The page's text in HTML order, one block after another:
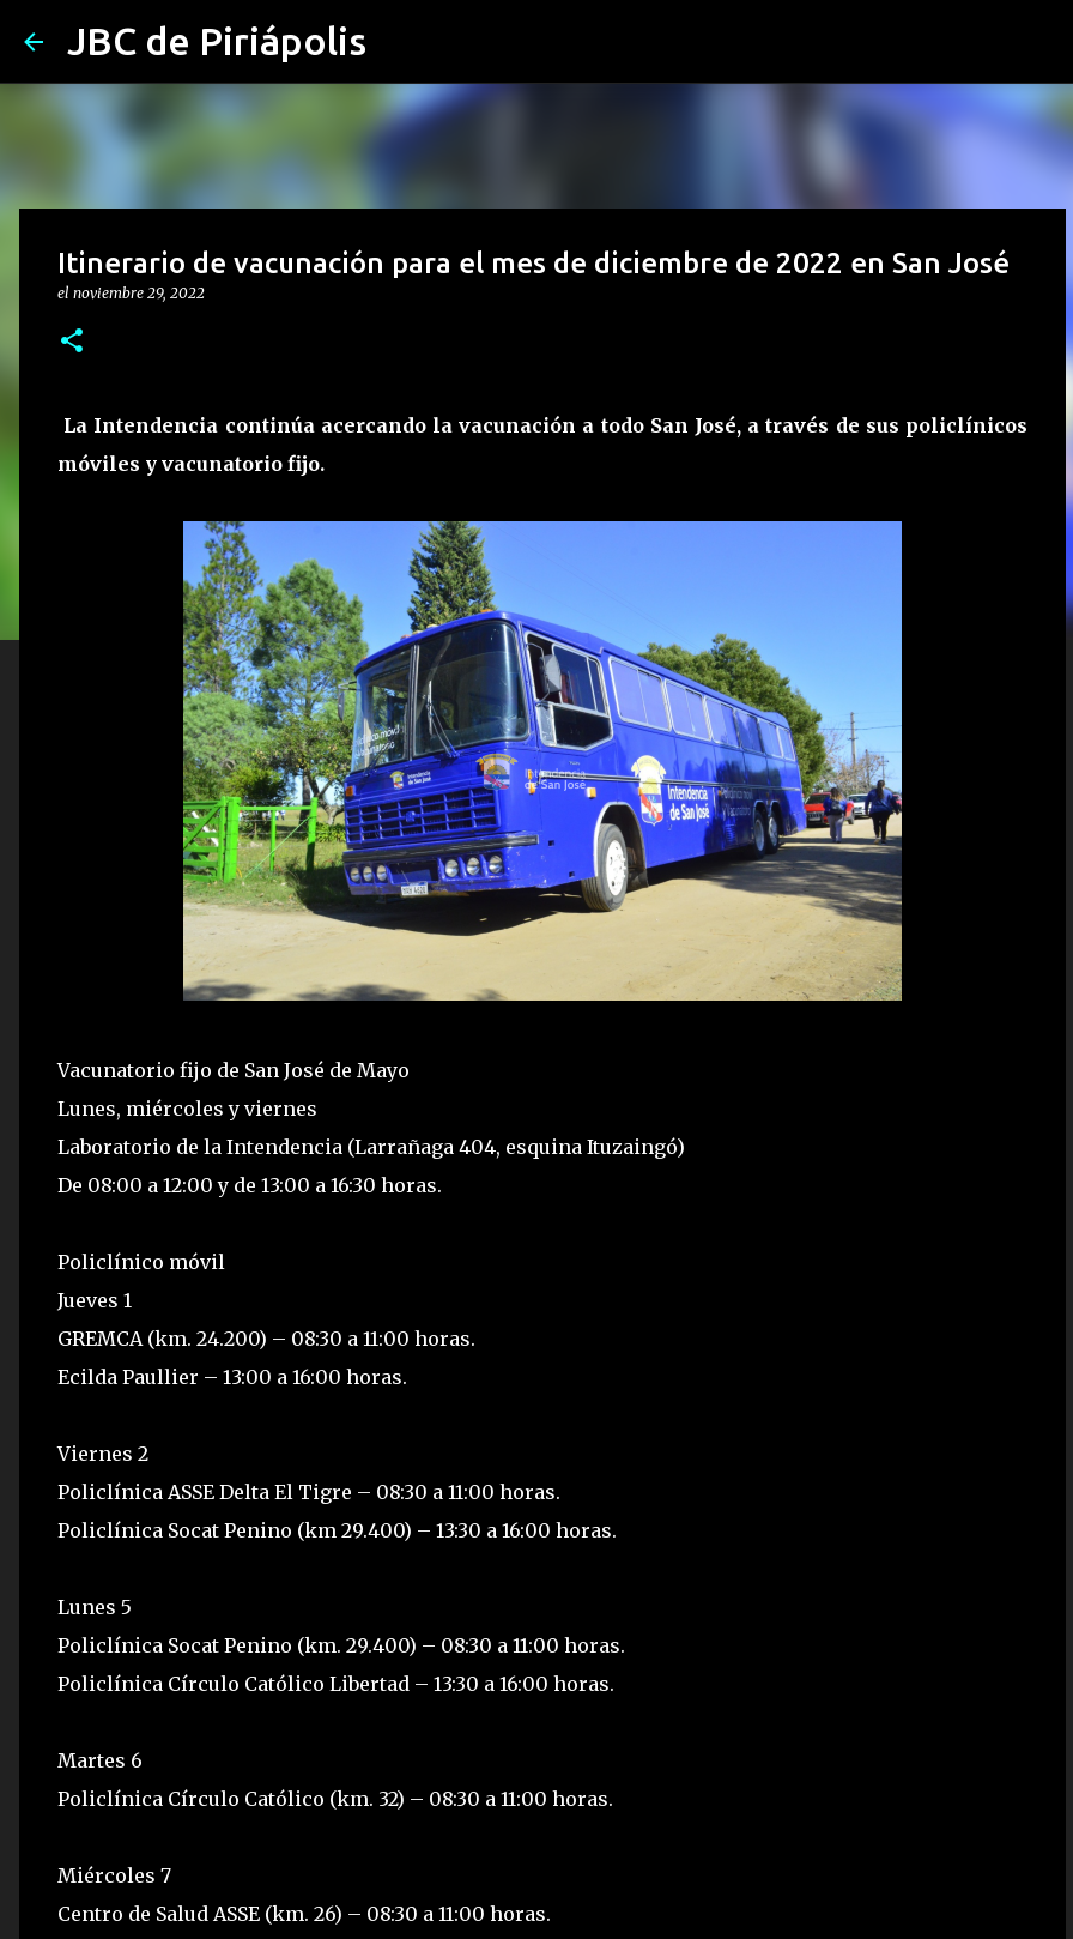
JBC de Piriápolis
Itinerario de vacunación para el mes de diciembre de 2022 en San José
el noviembre 29, 2022
La Intendencia continúa acercando la vacunación a todo San José, a través de sus policlínicos
móviles y vacunatorio fijo.
Vacunatorio fijo de San José de Mayo
Lunes, miércoles y viernes
Laboratorio de la Intendencia (Larrañaga 404, esquina Ituzaingó)
De 08:00 a 12:00 y de 13:00 a 16:30 horas.
Policlínico móvil
Jueves 1
GREMCA (km. 24.200) – 08:30 a 11:00 horas.
Ecilda Paullier – 13:00 a 16:00 horas.
Viernes 2
Policlínica ASSE Delta El Tigre – 08:30 a 11:00 horas.
Policlínica Socat Penino (km 29.400) – 13:30 a 16:00 horas.
Lunes 5
Policlínica Socat Penino (km. 29.400) – 08:30 a 11:00 horas.
Policlínica Círculo Católico Libertad – 13:30 a 16:00 horas.
Martes 6
Policlínica Círculo Católico (km. 32) – 08:30 a 11:00 horas.
Miércoles 7
Centro de Salud ASSE (km. 26) – 08:30 a 11:00 horas.